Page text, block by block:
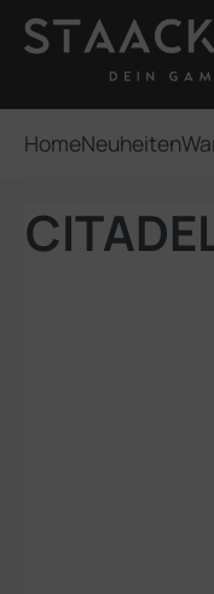
Hauptinhalt
Zur Suche springen
HomeNeuheiten
Bildergalerie